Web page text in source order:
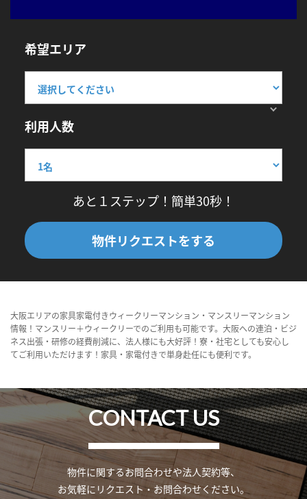
希望エリア
利用人数
あと１ステップ！簡単30秒！
物件リクエストをする
大阪エリアの家具家電付きウィークリーマンション・マンスリーマンション
情報！マンスリー＋ウィークリーでのご利用も可能です。大阪への連泊・ビジ
ネス出張・研修の経費削減に、法人様にも大好評！寮・社宅としても安心し
てご利用いただけます！家具・家電付きで単身赴任にも便利です。
CONTACT US
物件に関するお問合わせや法人契約等、
お気軽にリクエスト・お問合わせください。